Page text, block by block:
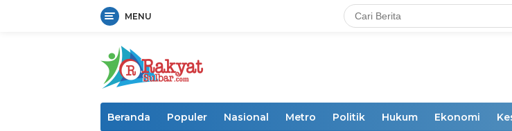
MENU
Beranda Populer Nasional Metro Politik Hukum Ekonomi